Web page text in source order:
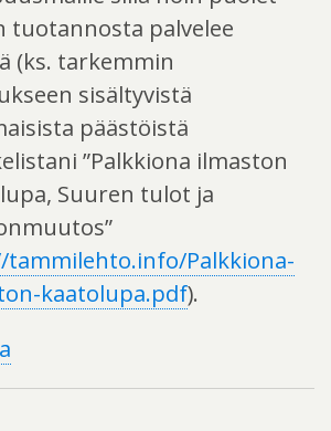
tuotannosta palvelee
(ks. tarkemmin
sisältyvistä
päästöistä
”Palkkiona ilmaston
Suuren tulot ja
Palkkiona-
kaatolupa.pdf).